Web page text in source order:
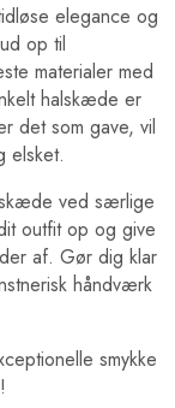
elegance og
op til
materialer med
halskæde er
det som gave, vil
elsket.
ved særlige
outfit op og give
af. Gør dig klar
håndværk
smykke